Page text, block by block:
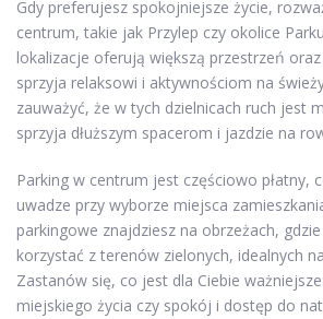
Gdy preferujesz spokojniejsze życie,
centrum, takie jak Przylep czy okolice
lokalizacje oferują większą przestrzeń
sprzyja relaksowi i aktywnościom na
zauważyć, że w tych dzielnicach ruch jest
sprzyja dłuższym spacerom i jazdzie na
Parking w centrum jest częściowo płatny,
uwadze przy wyborze miejsca
parkingowe znajdziesz na obrzeżach,
korzystać z terenów zielonych, idealnych
Zastanów się, co jest dla Ciebie
miejskiego życia czy spokój i dostęp do